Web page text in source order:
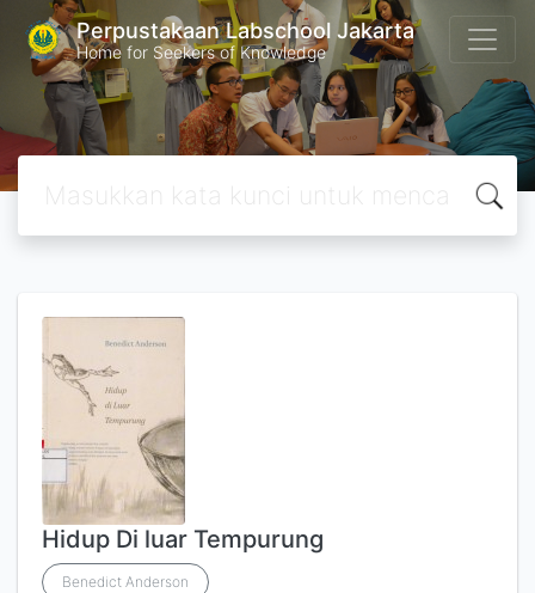
Perpustakaan Labschool Jakarta
Home for Seekers of Knowledge
Hidup Di luar Tempurung
Benedict Anderson